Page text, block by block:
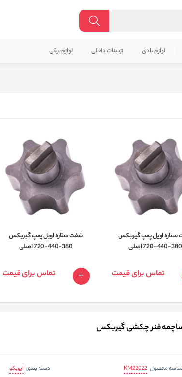
لوازم بادی تزیینات داخلی لوازم برقی
اویل پمپ گیربکس
380-440-720 اصلی
تماس برای قیمت
شفت ستاره اویل پمپ گیربکس
380-440-720 اصلی
تماس برای قیمت
فنر چکشی گیربکس
محصول KM22022 دسته بندی ایویکو